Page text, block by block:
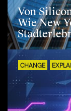
Von
Wie New
CHANGE